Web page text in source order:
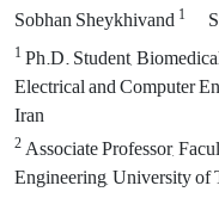
Sobhan Sheykhivand1
1Ph.D. Student,
Electrical and Computer
Iran
2Associate Professor,
Engineering, University of